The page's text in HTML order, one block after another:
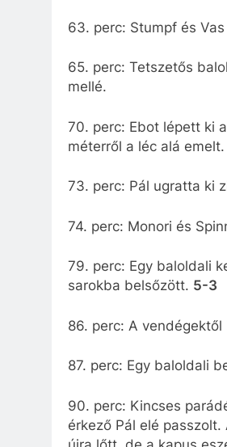
63. perc: Stumpf és
65. perc: Tetszetős
mellé.
70. perc: Ebot lépett ki
méterről a léc alá emelt.
73. perc: Pál ugratta ki
74. perc: Monori és
79. perc: Egy baloldali
sarokba belsőzött. 5-3
86. perc: A
87. perc: Egy baloldali
90. perc: Kincses
érkező Pál elé